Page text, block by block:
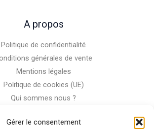
Gérer le consentement
A propos
Politique de confidentialité
générales de vente
Mentions légales
Politique de cookies (UE)
Qui sommes nous ?